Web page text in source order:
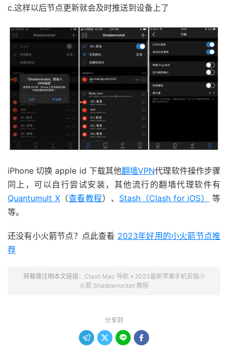
c.这样以后节点更新就会及时推送到设备上了
iPhone 切换 apple id 下载其他翻墙VPN代理软件操作步骤
同上，可以自行尝试安装，其他流行的翻墙代理软件有
Quantumult X（查看教程）、 Stash（Clash for iOS）
等
等。
还没有小火箭节点？点此查看 2023年好用的小火箭节点推
荐
转载需注明本文链接： Clash Mac 导航» 2023最新苹果手机安装小
火箭 Shadowrocket 教程
分享到
   